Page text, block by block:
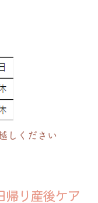
帰り産後ケア
しください